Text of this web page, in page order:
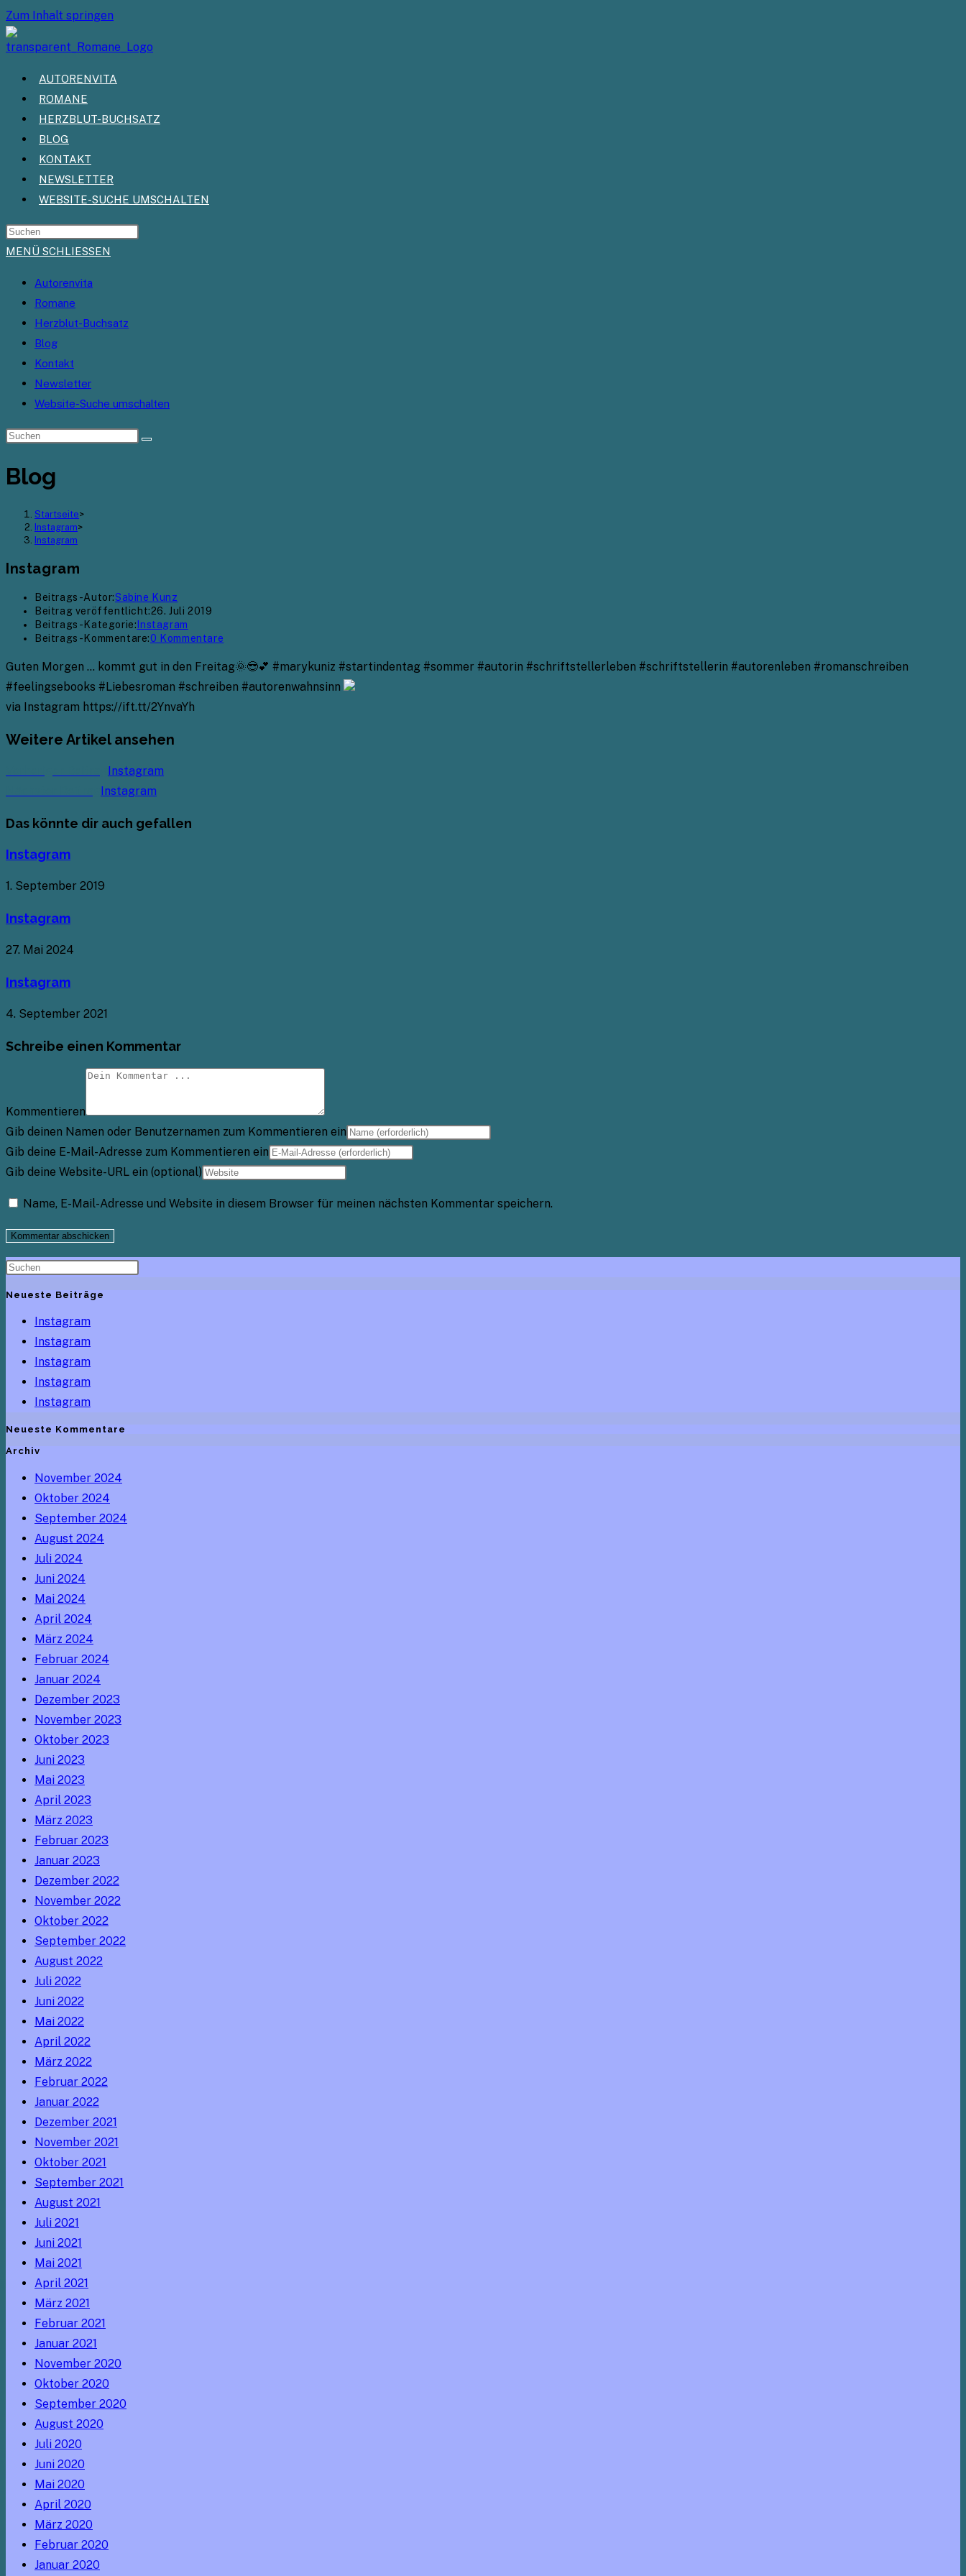
Zum Inhalt springen
AUTORENVITA
ROMANE
HERZBLUT-BUCHSATZ
BLOG
KONTAKT
NEWSLETTER
WEBSITE-SUCHE UMSCHALTEN
MENÜ SCHLIESSEN
Autorenvita
Romane
Herzblut-Buchsatz
Blog
Kontakt
Newsletter
Website-Suche umschalten
Blog
Startseite>
Instagram>
Instagram
Instagram
Beitrags-Autor:Sabine Kunz
Beitrag veröffentlicht:26. Juli 2019
Beitrags-Kategorie: Instagram
Beitrags-Kommentare:0 Kommentare
Guten Morgen … kommt gut in den Freitag🌞😎💕 #marykuniz #startindentag #sommer #autorin #schriftstellerleben #schriftstellerin #autorenleben #romanschreiben
#feelingsebooks #Liebesroman #schreiben #autorenwahnsinn
via Instagram https://ift.tt/2YnvaYh
Weitere Artikel ansehen
Instagram
Instagram
Das könnte dir auch gefallen
Instagram
1. September 2019
Instagram
27. Mai 2024
Instagram
4. September 2021
Schreibe einen Kommentar
Kommentieren
Gib deinen Namen oder Benutzernamen zum Kommentieren ein
Gib deine E-Mail-Adresse zum Kommentieren ein
Gib deine Website-URL ein (optional)
Name, E-Mail-Adresse und Website in diesem Browser für meinen nächsten Kommentar speichern.
Neueste Beiträge
Instagram
Instagram
Instagram
Instagram
Instagram
Neueste Kommentare
Archiv
November 2024
Oktober 2024
September 2024
August 2024
Juli 2024
Juni 2024
Mai 2024
April 2024
März 2024
Februar 2024
Januar 2024
Dezember 2023
November 2023
Oktober 2023
Juni 2023
Mai 2023
April 2023
März 2023
Februar 2023
Januar 2023
Dezember 2022
November 2022
Oktober 2022
September 2022
August 2022
Juli 2022
Juni 2022
Mai 2022
April 2022
März 2022
Februar 2022
Januar 2022
Dezember 2021
November 2021
Oktober 2021
September 2021
August 2021
Juli 2021
Juni 2021
Mai 2021
April 2021
März 2021
Februar 2021
Januar 2021
November 2020
Oktober 2020
September 2020
August 2020
Juli 2020
Juni 2020
Mai 2020
April 2020
März 2020
Februar 2020
Januar 2020